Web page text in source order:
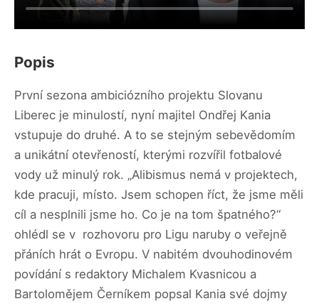
Popis
První sezona ambiciózního projektu Slovanu
Liberec je minulostí, nyní majitel Ondřej Kania
vstupuje do druhé. A to se stejným sebevědomím
a unikátní otevřeností, kterými rozvířil fotbalové
vody už minulý rok. „Alibismus nemá v projektech,
kde pracuji, místo. Jsem schopen říct, že jsme měli
cíl a nesplnili jsme ho. Co je na tom špatného?“
ohlédl se v rozhovoru pro Ligu naruby o veřejně
přáních hrát o Evropu. V nabitém dvouhodinovém
povídání s redaktory Michalem Kvasnicou a
Bartolomějem Černíkem popsal Kania své dojmy